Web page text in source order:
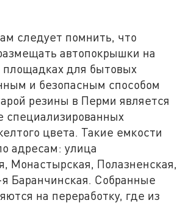
следует помнить, что
автопокрышки на
площадках для бытовых
и безопасным способом
резины в Перми является
специализированных
цвета. Такие емкости
адресам: улица
Монастырская, Полазненская,
Баранчинская. Собранные
на переработку, где из